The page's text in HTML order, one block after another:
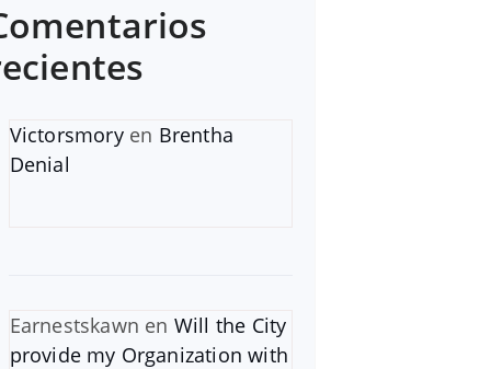
Victorsmoryen Brentha
Denial
Earnestskawn en Will the City
provide my Organization with